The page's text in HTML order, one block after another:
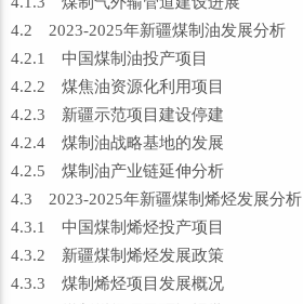
4.2 2023-2025年新疆煤制油发展分析
4.2.1 中国煤制油投产项目
4.2.2 煤焦油资源化利用项目
4.2.3 新疆示范项目建设停建
4.2.4 煤制油战略基地的发展
4.2.5 煤制油产业链延伸分析
4.3 2023-2025年新疆煤制烯烃发展分析
4.3.1 中国煤制烯烃投产项目
4.3.2 新疆煤制烯烃发展政策
4.3.3 煤制烯烃项目发展概况